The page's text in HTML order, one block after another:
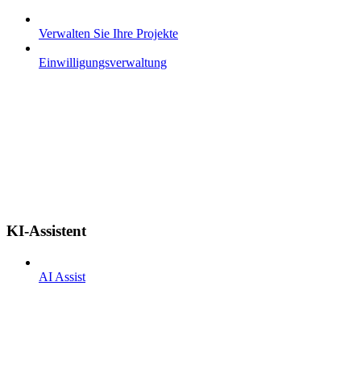
Verwalten Sie Ihre Projekte
Einwilligungsverwaltung
KI-Assistent
AI Assist